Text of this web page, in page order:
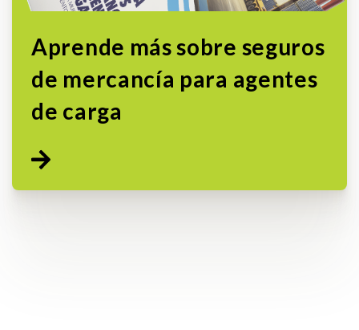
Aprende más sobre seguros
de mercancía para agentes
de carga